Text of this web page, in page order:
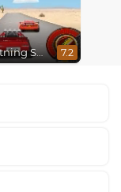
Cars Lightning Speed 7.2